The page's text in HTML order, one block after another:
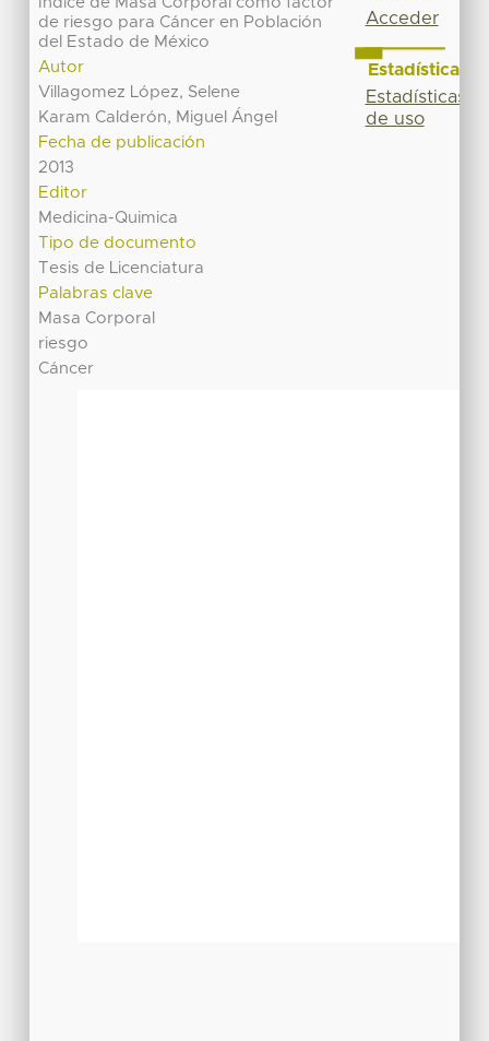
de riesgo para Cáncer en Población
del Estado de México
Autor
Villagomez López, Selene
Karam Calderón, Miguel Ángel
Fecha de publicación
2013
Editor
Medicina-Quimica
Tipo de documento
Tesis de Licenciatura
Palabras clave
Masa Corporal
riesgo
Cáncer
Acceder
Estadísticas
Estadísticas
de uso